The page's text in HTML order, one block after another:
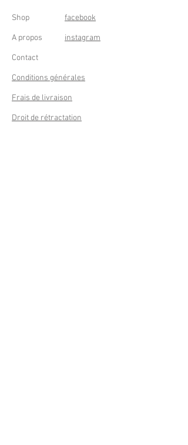
Shop
A propos
Contact
Conditions générales
Frais de livraison
Droit de rétractation
facebook
instagram